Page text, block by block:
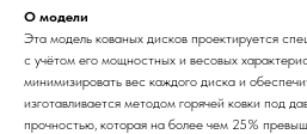
О модели
Эта модель кованых дисков проектируется
с учётом его мощностных и весовых
минимизировать вес каждого диска и
изготавливается методом горячей ковки под
прочностью, которая на более чем 25%